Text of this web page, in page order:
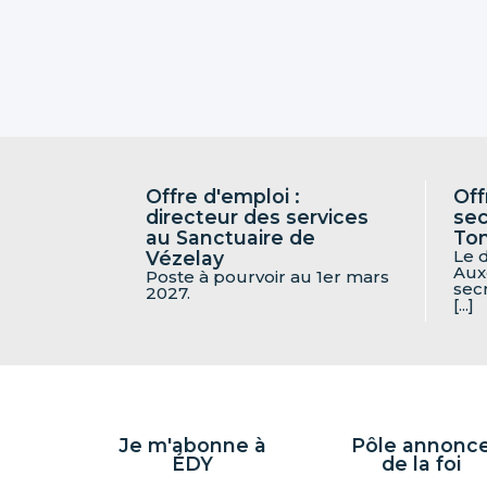
Offre d'emploi :
directeur des services
au Sanctuaire de
Vézelay
Poste à pourvoir au 1er mars
2027.
Le
[...]
Je m'abonne à
ÉDY
Pôle
de la foi